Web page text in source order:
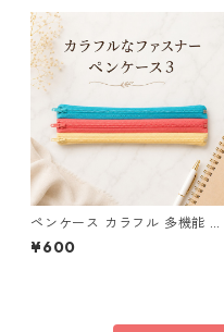
ペンケース カラフル 多機能 筆
箱 ファスナー6本 s11
¥600